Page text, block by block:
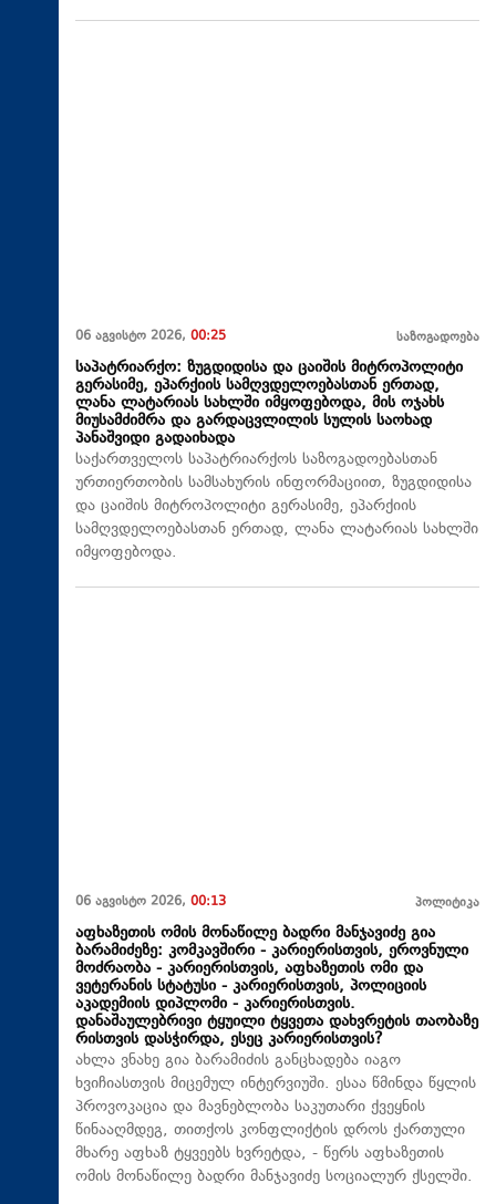
06 აგვისტო 2026, 00:25 საზოგადოება
საპატრიარქო: ზუგდიდისა და ცაიშის მიტროპოლიტი
გერასიმე, ეპარქიის სამღვდელოებასთან ერთად,
ლანა ლატარიას სახლში იმყოფებოდა, მის ოჯახს
მიუსამძიმრა და გარდაცვლილის სულის საოხად
პანაშვიდი გადაიხადა
საქართველოს საპატრიარქოს საზოგადოებასთან
ურთიერთობის სამსახურის ინფორმაციით, ზუგდიდისა
და ცაიშის მიტროპოლიტი გერასიმე, ეპარქიის
სამღვდელოებასთან ერთად, ლანა ლატარიას სახლში
იმყოფებოდა.
06 აგვისტო 2026, 00:13 პოლიტიკა
აფხაზეთის ომის მონაწილე ბადრი მანჯავიძე გია
ბარამიძეზე: კომკავშირი - კარიერისთვის, ეროვნული
მოძრაობა - კარიერისთვის, აფხაზეთის ომი და
ვეტერანის სტატუსი - კარიერისთვის, პოლიციის
აკადემიის დიპლომი - კარიერისთვის.
დანაშაულებრივი ტყუილი ტყვეთა დახვრეტის თაობაზე
რისთვის დასჭირდა, ესეც კარიერისთვის?
ახლა ვნახე გია ბარამიძის განცხადება იაგო
ხვიჩიასთვის მიცემულ ინტერვიუში. ესაა წმინდა წყლის
პროვოკაცია და მავნებლობა საკუთარი ქვეყნის
წინააღმდეგ, თითქოს კონფლიქტის დროს ქართული
მხარე აფხაზ ტყვეებს ხვრეტდა, - წერს აფხაზეთის
ომის მონაწილე ბადრი მანჯავიძე სოციალურ ქსელში.